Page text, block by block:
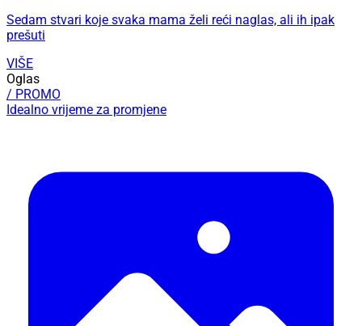
Sedam stvari koje svaka mama želi reći naglas, ali ih ipak
prešuti
VIŠE
Oglas
/ PROMO
Idealno vrijeme za promjene